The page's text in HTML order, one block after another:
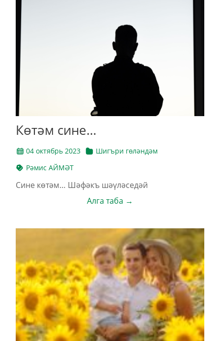
Көтәм сине…
04 октябрь 2023
Шигъри гөләндәм
Рәмис АЙМӘТ
Сине көтәм… Шәфәкъ шәүләседәй
Алга таба →